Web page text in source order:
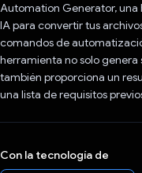
Automation Generator,
IA para convertir tus
comandos de
herramienta no solo
también proporciona un
una lista de requisitos
Con la tecnología de